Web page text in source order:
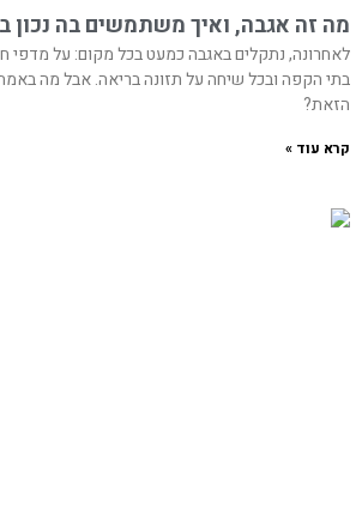
מה זה אגבה, ואיך משתמשים בה נכון
לאחרונה, נתקלים באגבה כמעט בכל מקום: על מדפי
בתי הקפה ובכל שיחה על תזונה בריאה. אבל מה
הזאת?
קרא עוד »